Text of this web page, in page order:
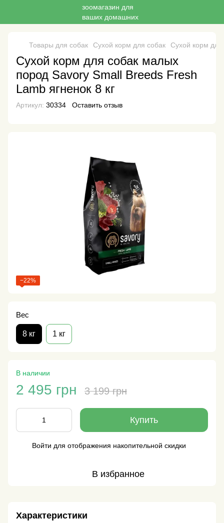
Товары для собак Сухой корм для собак Сухой корм для
Сухой корм для собак малых
пород Savory Small Breeds Fresh
Lamb ягненок 8 кг
Артикул: 30334 Оставить отзыв
−22%
Вес
8 кг 1 кг
В наличии
2 495 грн 3 199 грн
Купить
Войти для отображения накопительной скидки
В избранное
Характеристики